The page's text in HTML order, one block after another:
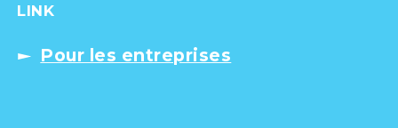
LINK
Pour les entreprises